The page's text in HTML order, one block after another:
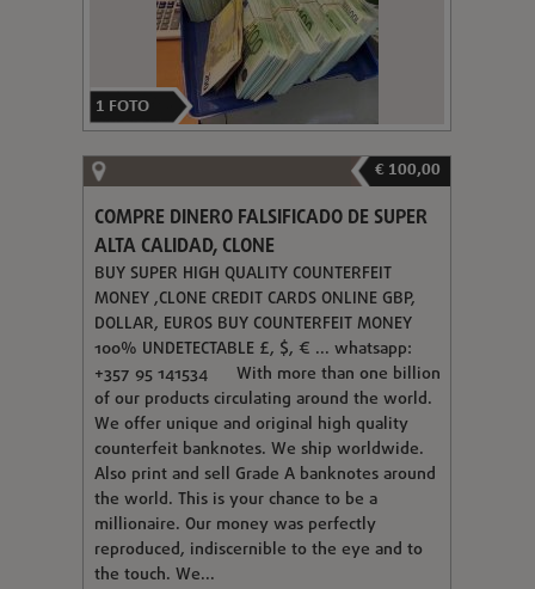
1 FOTO
€ 100,00
COMPRE DINERO FALSIFICADO DE SUPER
ALTA CALIDAD, CLONE
BUY SUPER HIGH QUALITY COUNTERFEIT
MONEY ,CLONE CREDIT CARDS ONLINE GBP,
DOLLAR, EUROS BUY COUNTERFEIT MONEY
100% UNDETECTABLE £, $, € ... whatsapp:
+357 95 141534 With more than one billion
of our products circulating around the world.
We offer unique and original high quality
counterfeit banknotes. We ship worldwide.
Also print and sell Grade A banknotes around
the world. This is your chance to be a
millionaire. Our money was perfectly
reproduced, indiscernible to the eye and to
the touch. We...